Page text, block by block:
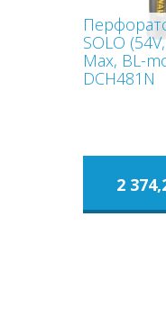
SOLO
Max, BL-
DCH481N
2